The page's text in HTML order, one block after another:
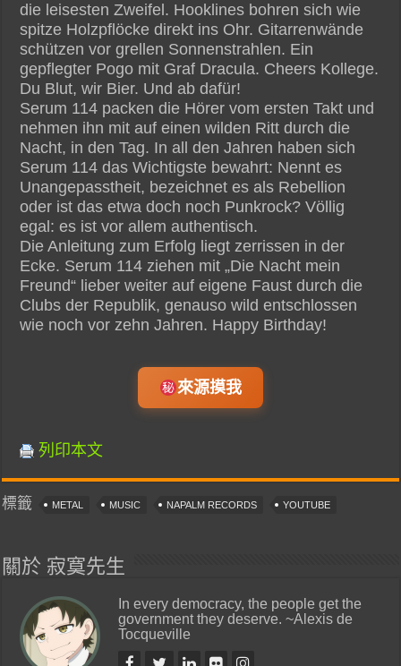
die leisesten Zweifel. Hooklines bohren sich wie
spitze Holzpflöcke direkt ins Ohr. Gitarrenwände
schützen vor grellen Sonnenstrahlen. Ein
gepflegter Pogo mit Graf Dracula. Cheers Kollege.
Du Blut, wir Bier. Und ab dafür!
Serum 114 packen die Hörer vom ersten Takt und
nehmen ihn mit auf einen wilden Ritt durch die
Nacht, in den Tag. In all den Jahren haben sich
Serum 114 das Wichtigste bewahrt: Nennt es
Unangepasstheit, bezeichnet es als Rebellion
oder ist das etwa doch noch Punkrock? Völlig
egal: es ist vor allem authentisch.
Die Anleitung zum Erfolg liegt zerrissen in der
Ecke. Serum 114 ziehen mit „Die Nacht mein
Freund“ lieber weiter auf eigene Faust durch die
Clubs der Republik, genauso wild entschlossen
wie noch vor zehn Jahren. Happy Birthday!
來源摸我
列印本文
標籤 METAL MUSIC NAPALM RECORDS YOUTUBE
關於 寂寞先生
In every democracy, the people get the
government they deserve. ~Alexis de
Tocqueville